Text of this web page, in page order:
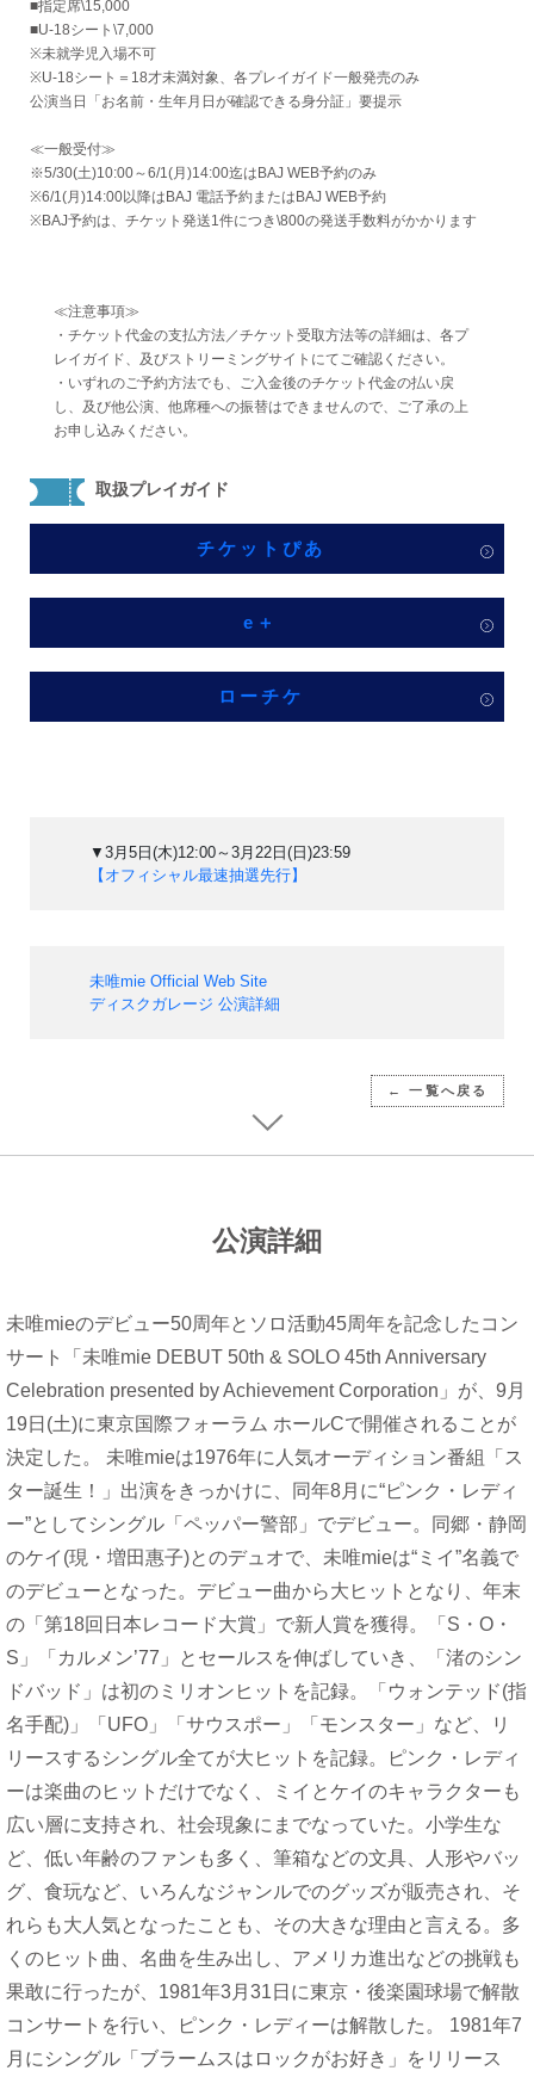
■指定席\15,000
■U-18シート\7,000
※未就学児入場不可
※U-18シート＝18才未満対象、各プレイガイド一般発売のみ
公演当日「お名前・生年月日が確認できる身分証」要提示
≪一般受付≫
※5/30(土)10:00～6/1(月)14:00迄はBAJ WEB予約のみ
※6/1(月)14:00以降はBAJ 電話予約またはBAJ WEB予約
※BAJ予約は、チケット発送1件につき\800の発送手数料がかかります
≪注意事項≫
・チケット代金の支払方法／チケット受取方法等の詳細は、各プ
レイガイド、及びストリーミングサイトにてご確認ください。
・いずれのご予約方法でも、ご入金後のチケット代金の払い戻
し、及び他公演、他席種への振替はできませんので、ご了承の上
お申し込みください。
取扱プレイガイド
チケットぴあ
e＋
ローチケ
▼3月5日(⽊)12:00～3月22日(⽇)23:59
【オフィシャル最速抽選先⾏】
未唯mie Official Web Site
ディスクガレージ 公演詳細
← 一覧へ戻る
公演詳細
未唯mieのデビュー50周年とソロ活動45周年を記念したコン
サート「未唯mie DEBUT 50th & SOLO 45th Anniversary
Celebration presented by Achievement Corporation」が、9月
19日(土)に東京国際フォーラム ホールCで開催されることが
決定した。 未唯mieは1976年に人気オーディション番組「ス
ター誕生！」出演をきっかけに、同年8月に“ピンク・レディ
ー”としてシングル「ペッパー警部」でデビュー。同郷・静岡
のケイ(現・増田惠子)とのデュオで、未唯mieは“ミイ”名義で
のデビューとなった。デビュー曲から大ヒットとなり、年末
の「第18回日本レコード大賞」で新人賞を獲得。「S・O・
S」「カルメン’77」とセールスを伸ばしていき、「渚のシン
ドバッド」は初のミリオンヒットを記録。「ウォンテッド(指
名手配)」「UFO」「サウスポー」「モンスター」など、リ
リースするシングル全てが大ヒットを記録。ピンク・レディ
ーは楽曲のヒットだけでなく、ミイとケイのキャラクターも
広い層に支持され、社会現象にまでなっていた。小学生な
ど、低い年齢のファンも多く、筆箱などの文具、人形やバッ
グ、食玩など、いろんなジャンルでのグッズが販売され、そ
れらも大人気となったことも、その大きな理由と言える。多
くのヒット曲、名曲を生み出し、アメリカ進出などの挑戦も
果敢に行ったが、1981年3月31日に東京・後楽園球場で解散
コンサートを行い、ピンク・レディーは解散した。 1981年7
月にシングル「ブラームスはロックがお好き」をリリース